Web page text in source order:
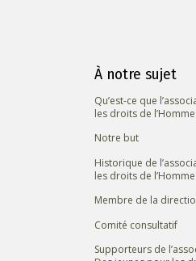
À notre sujet
Qu’est-ce que
les droits de l’Homme
Notre but
Historique de
les droits de l’Homme
Membre de la
Comité consultatif
Supporteurs de